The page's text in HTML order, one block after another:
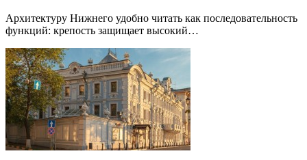
Архитектуру Нижнего удобно читать как последовательность
функций: крепость защищает высокий…